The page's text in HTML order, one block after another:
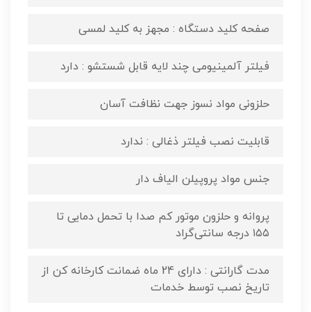
صفحه کلید دستگاه : مجهز به کلید لمسی
فیلتر آلمینیومی چند لایه قابل شستشو : دارد
حلزونی مواد نسوز جهت نظافت آسان
قابلیت نصب فیلتر ذغالی : ندارد
جنس مواد پروپیلن الیاف دار
پروانه و حلزون موتور کم صدا با تحمل دمایی تا
۱۵۵ درجه سانتی‌گراد
مدت گارانتی : دارای 24 ماه ضمانت کارخانه کن از
تاریخ نصب توسط خدمات